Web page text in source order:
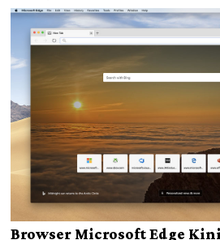
Browser Microsoft Edge